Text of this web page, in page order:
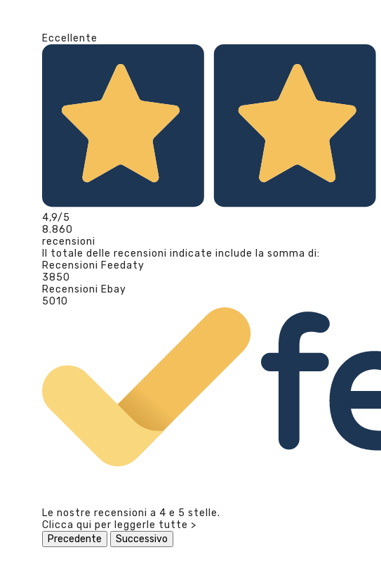
Eccellente
4,9/5
8.860
recensioni
Il totale delle recensioni indicate include la somma di:
Recensioni Feedaty
3850
Recensioni Ebay
5010
Le nostre recensioni a 4 e 5 stelle.
Clicca qui per leggerle tutte >
Precedente
Successivo